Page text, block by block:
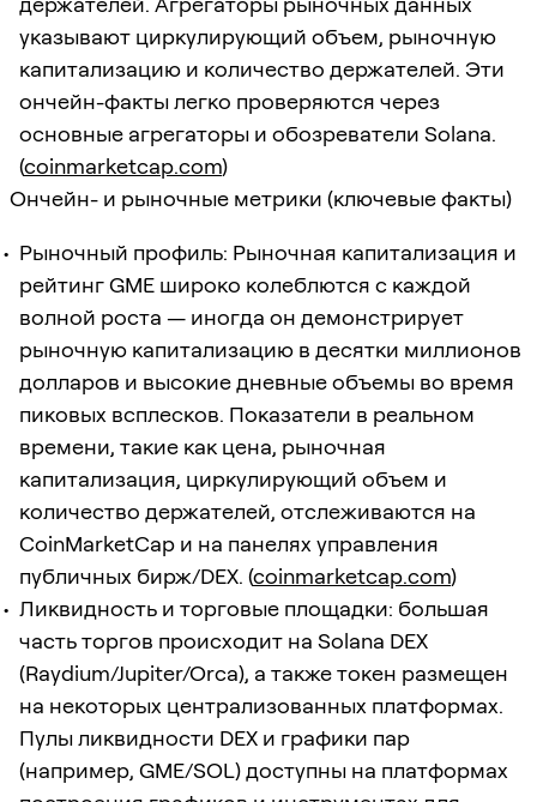
указывают циркулирующий объем, рыночную
капитализацию и количество держателей. Эти
ончейн-факты легко проверяются через
основные агрегаторы и обозреватели Solana.
(coinmarketcap.com)
Ончейн- и рыночные метрики (ключевые факты)
Рыночный профиль: Рыночная капитализация и
рейтинг GME широко колеблются с каждой
волной роста — иногда он демонстрирует
рыночную капитализацию в десятки миллионов
долларов и высокие дневные объемы во время
пиковых всплесков. Показатели в реальном
времени, такие как цена, рыночная
капитализация, циркулирующий объем и
количество держателей, отслеживаются на
CoinMarketCap и на панелях управления
публичных бирж/DEX. (coinmarketcap.com)
Ликвидность и торговые площадки: большая
часть торгов происходит на Solana DEX
(Raydium/Jupiter/Orca), а также токен размещен
на некоторых централизованных платформах.
Пулы ликвидности DEX и графики пар
(например, GME/SOL) доступны на платформах